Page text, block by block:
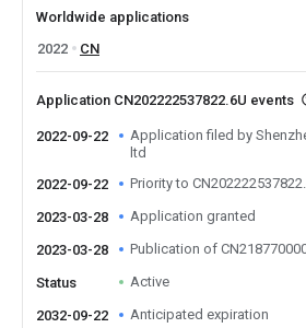
Worldwide applications
2022
CN
Application CN202222537822.6U events
2022-09-22
Application filed by
ltd
2022-09-22
Priority to
2023-03-28 Application granted
2023-03-28 Publication of
Status Active
2032-09-22 Anticipated expiration